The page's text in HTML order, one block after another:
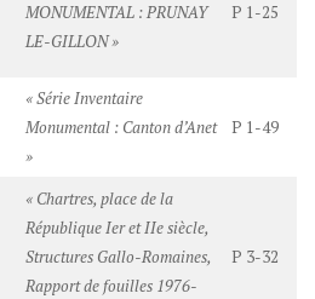
MONUMENTAL : PRUNAY
LE-GILLON »
P 1-25
« Série Inventaire
Monumental : Canton d’Anet
»
P 1-49
« Chartres, place de la
République Ier et IIe siècle,
Structures Gallo-Romaines,
Rapport de fouilles 1976-
P 3-32